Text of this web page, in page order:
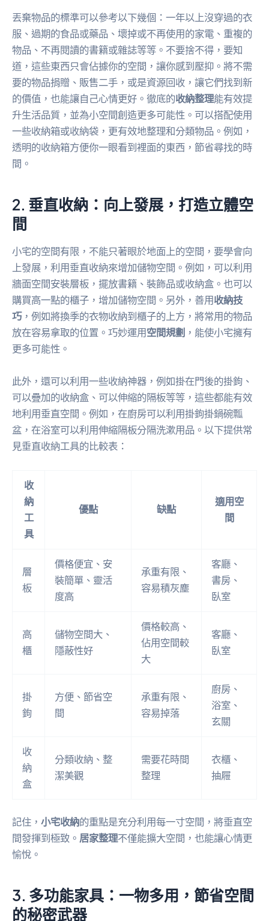
丟棄物品的標準可以參考以下幾個：一年以上沒穿過的衣
服、過期的食品或藥品、壞掉或不再使用的家電、重複的
物品、不再閱讀的書籍或雜誌等等。不要捨不得，要知
道，這些東西只會佔據你的空間，讓你感到壓抑。將不需
要的物品捐贈、販售二手，或是資源回收，讓它們找到新
的價值，也能讓自己心情更好。徹底的收納整理能有效提
升生活品質，並為小空間創造更多可能性。可以搭配使用
一些收納箱或收納袋，更有效地整理和分類物品。例如，
透明的收納箱方便你一眼看到裡面的東西，節省尋找的時
間。
2. 垂直收納：向上發展，打造立體空
間
小宅的空間有限，不能只著眼於地面上的空間，要學會向
上發展，利用垂直收納來增加儲物空間。例如，可以利用
牆面空間安裝層板，擺放書籍、裝飾品或收納盒。也可以
購買高一點的櫃子，增加儲物空間。另外，善用收納技
巧，例如將換季的衣物收納到櫃子的上方，將常用的物品
放在容易拿取的位置。巧妙運用空間規劃 ，能使小宅擁有
更多可能性。
此外，還可以利用一些收納神器，例如掛在門後的掛鉤、
可以疊加的收納盒、可以伸縮的隔板等等，這些都能有效
地利用垂直空間。例如，在廚房可以利用掛鉤掛鍋碗瓢
盆，在浴室可以利用伸縮隔板分隔洗漱用品。以下提供常
見垂直收納工具的比較表：
收
納
工
具
優點 缺點
適用空
間
層
板
價格便宜、安
裝簡單、靈活
度高
承重有限、
容易積灰塵
客廳、
書房、
臥室
高
櫃
儲物空間大、
隱蔽性好
價格較高、
佔用空間較
大
客廳、
臥室
掛
鉤
方便、節省空
間
承重有限、
容易掉落
廚房、
浴室、
玄關
收
納
盒
分類收納、整
潔美觀
需要花時間
整理
衣櫃、
抽屜
記住， 小宅收納的重點是充分利用每一寸空間，將垂直空
間發揮到極致。 居家整理不僅能擴大空間，也能讓心情更
愉悅。
3. 多功能家具：一物多用，節省空間
的秘密武器